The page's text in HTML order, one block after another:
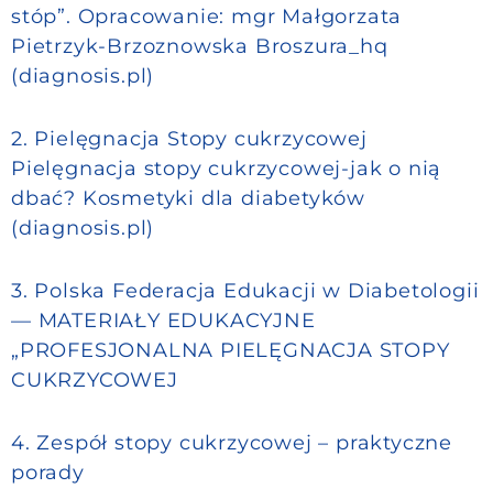
stóp”. Opracowanie: mgr Małgorzata
Pietrzyk-Brzoznowska Broszura_hq
(diagnosis.pl)
2. Pielęgnacja Stopy cukrzycowej
Pielęgnacja stopy cukrzycowej-jak o nią
dbać? Kosmetyki dla diabetyków
(diagnosis.pl)
3. Polska Federacja Edukacji w Diabetologii
— MATERIAŁY EDUKACYJNE
„PROFESJONALNA PIELĘGNACJA STOPY
CUKRZYCOWEJ
4. Zespół stopy cukrzycowej – praktyczne
porady